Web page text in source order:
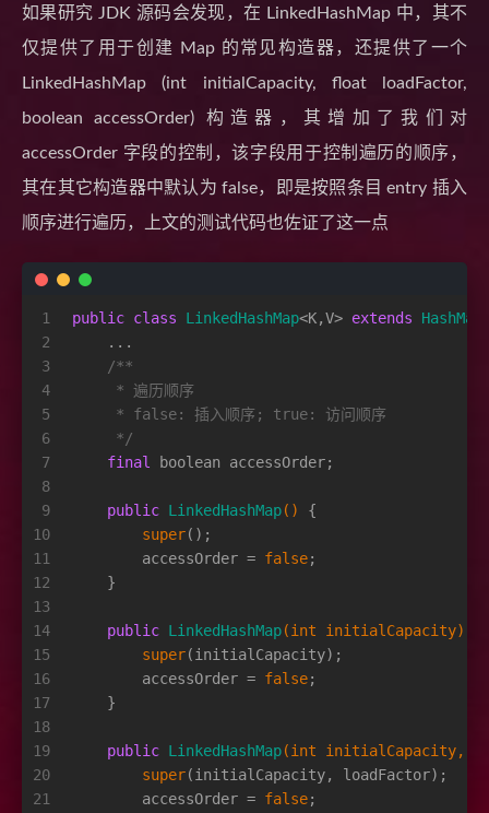
如果研究 JDK 源码会发现，在 LinkedHashMap 中，其不
仅提供了用于创建 Map 的常见构造器，还提供了一个
LinkedHashMap (int initialCapacity, float loadFactor,
boolean accessOrder) 构造器，其增加了我们对
accessOrder 字段的控制，该字段用于控制遍历的顺序，
其在其它构造器中默认为 false，即是按照条目 entry 插入
顺序进行遍历，上文的测试代码也佐证了这一点
1
2
3
4
5
6
7
8
9
10
11
12
13
14
15
16
17
18
19
20
21
public class LinkedHashMap<K,V> extends HashMap
    ...
/**
     * 遍历顺序
     * false: 插入顺序; true: 访问顺序
     */
final
boolean accessOrder;
public LinkedHashMap()
{
super();
        accessOrder =
false;
    }
public LinkedHashMap(int initialCapacity)
super(initialCapacity);
        accessOrder =
false;
    }
public LinkedHashMap(int initialCapacity,
super(initialCapacity, loadFactor);
        accessOrder =
false;